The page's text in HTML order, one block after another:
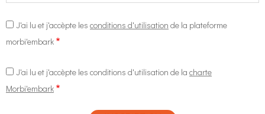
J'ai lu et j'accèpte les conditions d'utilisation de la plateforme
morbi'embark
J'ai lu et j'accèpte les conditions d'utilisation de la charte
Morbi'embark